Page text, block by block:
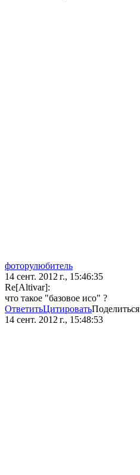
фоторулюбитель
14 сент. 2012 г., 15:46:35
Re[Altivar]:
что такое "базовое исо" ?
ОтветитьЦитироватьПоделиться
14 сент. 2012 г., 15:48:53